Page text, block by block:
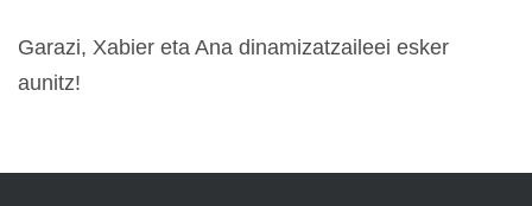
Garazi, Xabier eta Ana dinamizatzaileei esker
aunitz!